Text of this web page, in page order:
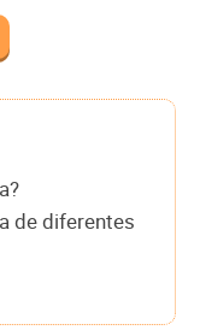
de diferentes